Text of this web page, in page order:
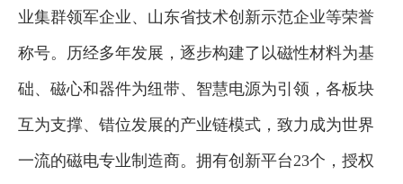
业集群领军企业、山东省技术创新示范企业等荣誉
称号。历经多年发展，逐步构建了以磁性材料为基
础、磁心和器件为纽带、智慧电源为引领，各板块
互为支撑、错位发展的产业链模式，致力成为世界
一流的磁电专业制造商。拥有创新平台23个，授权